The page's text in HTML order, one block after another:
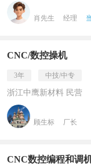
肖先生 经理
CNC/数控操机
3年 中技/中专
浙江中鹰新材料 民营
顾生标 厂长
CNC数控编程和调